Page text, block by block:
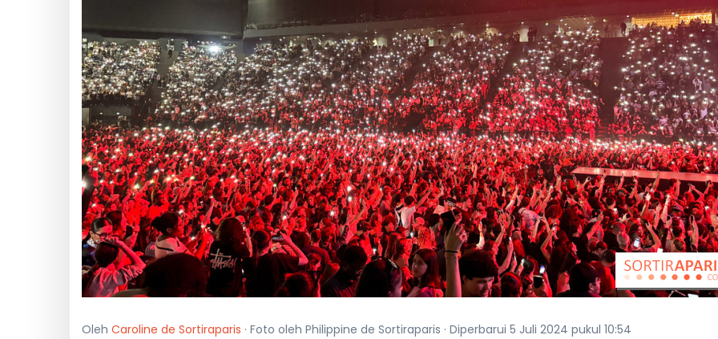
Oleh Caroline de Sortiraparis · Foto oleh Philippine de Sortiraparis · Diperbarui 5 Juli 2024 pukul 10:54